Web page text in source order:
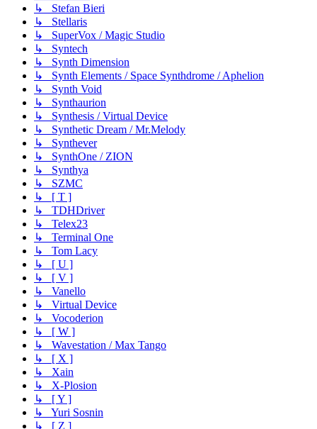
↳ Stefan Bieri
↳ Stellaris
↳ SuperVox / Magic Studio
↳ Syntech
↳ Synth Dimension
↳ Synth Elements / Space Synthdrome / Aphelion
↳ Synth Void
↳ Synthaurion
↳ Synthesis / Virtual Device
↳ Synthetic Dream / Mr.Melody
↳ Synthever
↳ SynthOne / ZION
↳ Synthya
↳ SZMC
↳ [ T ]
↳ TDHDriver
↳ Telex23
↳ Terminal One
↳ Tom Lacy
↳ [ U ]
↳ [ V ]
↳ Vanello
↳ Virtual Device
↳ Vocoderion
↳ [ W ]
↳ Wavestation / Max Tango
↳ [ X ]
↳ Xain
↳ X-Plosion
↳ [ Y ]
↳ Yuri Sosnin
↳ [ Z ]